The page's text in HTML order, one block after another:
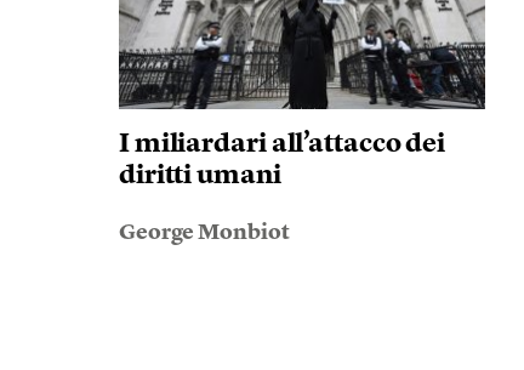
I miliardari all’attacco dei
diritti umani
George Monbiot